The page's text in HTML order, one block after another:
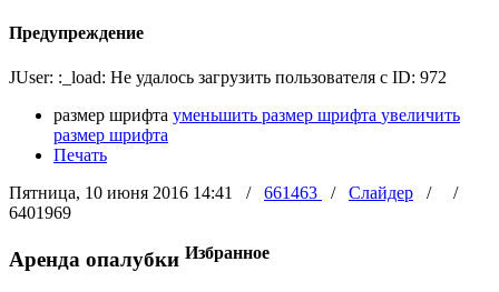
Предупреждение
JUser: :_load: Не удалось загрузить пользователя с ID: 972
размер шрифта уменьшить размер шрифта увеличить
размер шрифта
Печать
Пятница, 10 июня 2016 14:41
/ 661463 / Слайдер /
/
6401969
Аренда опалубки Избранное